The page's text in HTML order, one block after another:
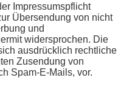
Impressumspflicht
Übersendung von nicht
und
widersprochen. Die
ausdrücklich rechtliche
Zusendung von
Spam-E-Mails, vor.